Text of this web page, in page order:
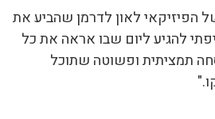
הפיזיקאי לאון לדרמן שהביע את
להגיע ליום שבו אראה את כל
תמציתית ופשוטה שתוכל